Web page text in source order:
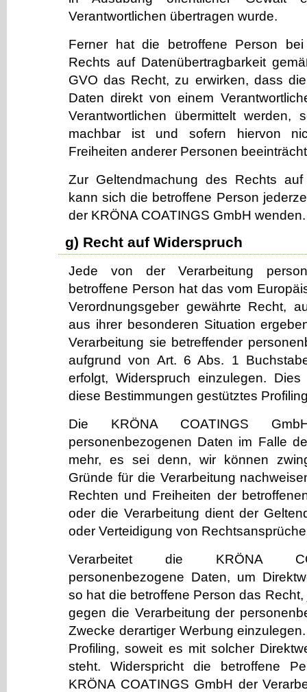
Verantwortlichen übertragen wurde.
Ferner hat die betroffene Person
Rechts auf Datenübertragbarkeit
GVO das Recht, zu erwirken, dass
Daten direkt von einem
Verantwortlichen übermittelt werden,
machbar ist und sofern hiervon
Freiheiten anderer Personen
Zur Geltendmachung des Rechts auf
kann sich die betroffene Person
der KRÖNA COATINGS GmbH wenden.
g) Recht auf Widerspruch
Jede von der Verarbeitung
betroffene Person hat das vom
Verordnungsgeber gewährte Recht,
aus ihrer besonderen Situation
Verarbeitung sie betreffender
aufgrund von Art. 6 Abs. 1
erfolgt, Widerspruch einzulegen.
diese Bestimmungen gestütztes
Die KRÖNA COATINGS
personenbezogenen Daten im Falle
mehr, es sei denn, wir können
Gründe für die Verarbeitung
Rechten und Freiheiten der
oder die Verarbeitung dient der
oder Verteidigung von
Verarbeitet die KRÖNA
personenbezogene Daten, um
so hat die betroffene Person das
gegen die Verarbeitung der
Zwecke derartiger Werbung
Profiling, soweit es mit solcher
steht. Widerspricht die betroffene
KRÖNA COATINGS GmbH der